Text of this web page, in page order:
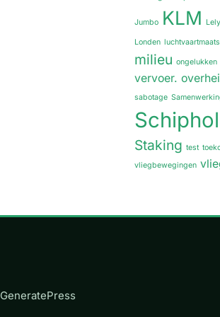
Jumbo KLM
Londen
milieu ongelukken
vervoer.
sabotage
Schiphol
Staking test
vliegbewegingen
GeneratePress